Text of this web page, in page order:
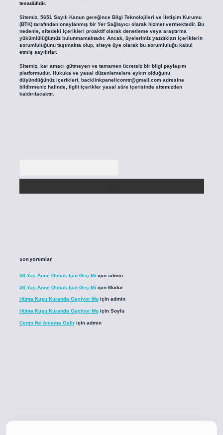
tesadüfidir.
Sitemiz, 5651 Sayılı Kanun gereğince Bilgi Teknolojileri ve İletişim Kurumu
(BTK) tarafından onaylanmış bir Yer Sağlayıcı olarak hizmet vermektedir. Bu
nedenle, sitedeki içerikleri proaktif olarak denetleme veya araştırma
yükümlülüğümüz bulunmamaktadır. Ancak, üyelerimiz yazdıkları içeriklerin
sorumluluğunu taşımakta olup, siteye üye olarak bu sorumluluğu kabul
etmiş sayılırlar.
Sitemiz, kar amacı gütmeyen ve tamamen ücretsiz bir bilgi paylaşım
platformudur. Hukuka ve yasal düzenlemelere aykırı olduğunu
düşündüğünüz içerikleri, backlinkpanelicomtr@gmail.comadresine
bildirmeniz halinde, ilgili içerikler yasal süre içerisinde sitemizden
kaldırılacaktır.
Son yorumlar
36 Yaş Anne Olmak Için Geç Mi için admin
36 Yaş Anne Olmak Için Geç Mi için Müdür
Hüma Kuşu Kuranda Geçiyor Muiçin admin
Hüma Kuşu Kuranda Geçiyor Muiçin Soylu
Cenin Ne Anlama Geliriçin admin